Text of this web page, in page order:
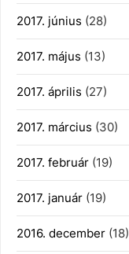
2017. június (28)
2017. május (13)
2017. április (27)
2017. március (30)
2017. február (19)
2017. január (19)
2016. december (18)